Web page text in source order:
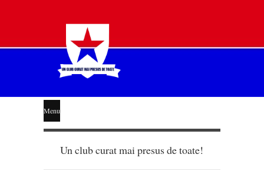
STEAUA
LIBERĂ
Menu
Un club curat mai presus de toate!